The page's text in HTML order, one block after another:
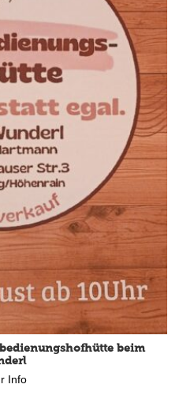
beim
Info
Blasmusik
Info